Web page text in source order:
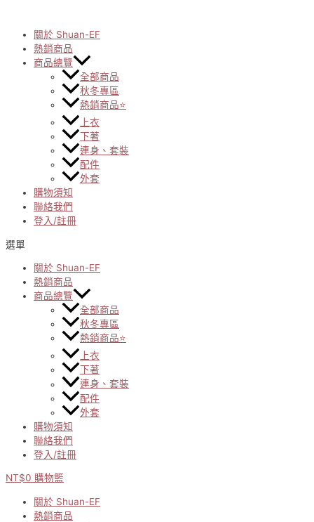
content關於 Shuan-EF
熱銷商品
商品總覽
全部商品
秋冬專區
熱銷商品⭐
上衣
下著
連身、套裝
配件
外套
購物須知
聯絡我們
登入/註冊
選單
關於 Shuan-EF
熱銷商品
商品總覽
全部商品
秋冬專區
熱銷商品⭐
上衣
下著
連身、套裝
配件
外套
購物須知
聯絡我們
登入/註冊
NT$0 購物籃
關於 Shuan-EF
熱銷商品